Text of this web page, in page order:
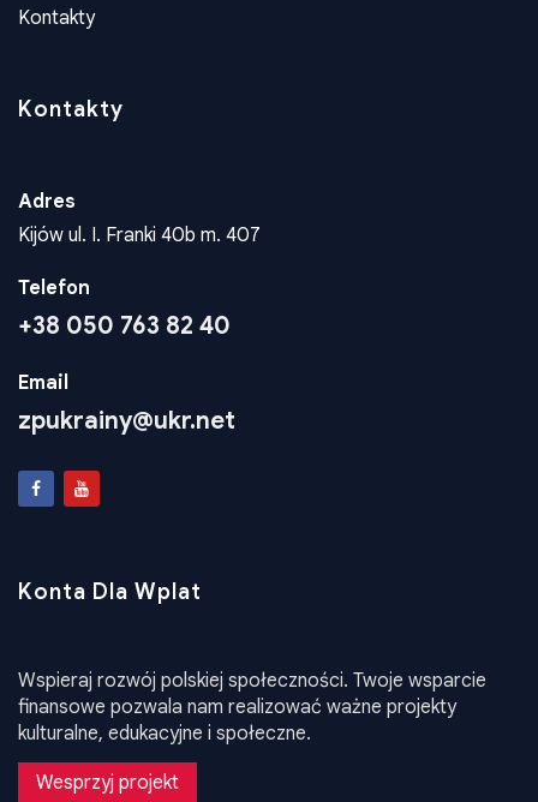
Kontakty
Kontakty
Adres
Kijów ul. I. Franki 40b m. 407
Telefon
+38 050 763 82 40
Email
zpukrainy@ukr.net
Konta Dla Wplat
Wspieraj rozwój polskiej społeczności. Twoje wsparcie
finansowe pozwala nam realizować ważne projekty
kulturalne, edukacyjne i społeczne.
Wesprzyj projekt